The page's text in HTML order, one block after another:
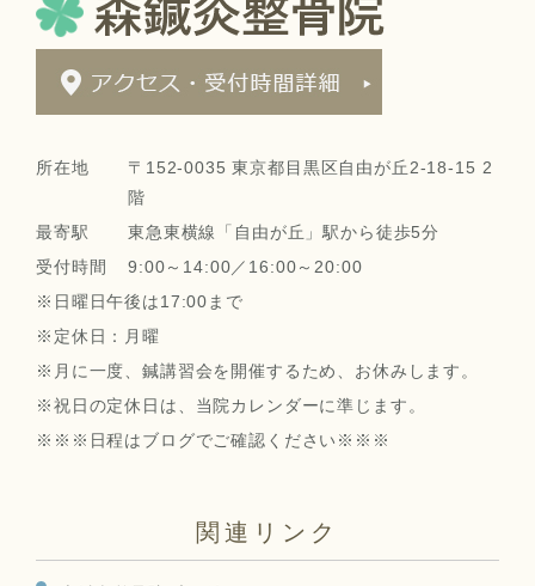
所在地
〒152-0035 東京都目黒区自由が丘2-18-15 2
階
最寄駅
東急東横線「自由が丘」駅から徒歩5分
受付時間
9:00～14:00／16:00～20:00
※日曜日午後は17:00まで
※定休日：月曜
※月に一度、鍼講習会を開催するため、お休みします。
※祝日の定休日は、当院カレンダーに準じます。
※※※日程はブログでご確認ください※※※
関連リンク